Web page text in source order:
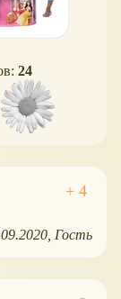
24
Гость